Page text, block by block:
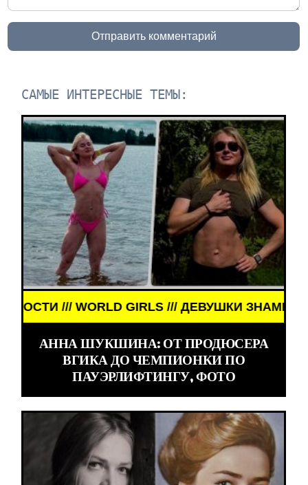
Отправить комментарий
САМЫЕ ИНТЕРЕСНЫЕ ТЕМЫ:
GIRLS /// ДЕВУШКИ ЗНАМЕНИТОСТИ ///
АННА ШУКШИНА: ОТ ПРОДЮСЕРА
ВГИКА ДО ЧЕМПИОНКИ ПО
ПАУЭРЛИФТИНГУ, ФОТО